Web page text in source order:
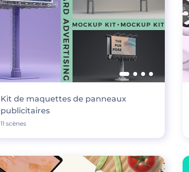
Kit de maquettes de panneaux
publicitaires
11 scènes